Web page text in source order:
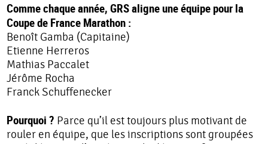
Comme chaque année, GRS aligne une équipe pour la
Coupe de France Marathon :
Benoît Gamba (Capitaine)
Etienne Herreros
Mathias Paccalet
Jérôme Rocha
Franck Schuffenecker
Pourquoi ? Parce qu’il est toujours plus motivant de
rouler en équipe, que les inscriptions sont groupées